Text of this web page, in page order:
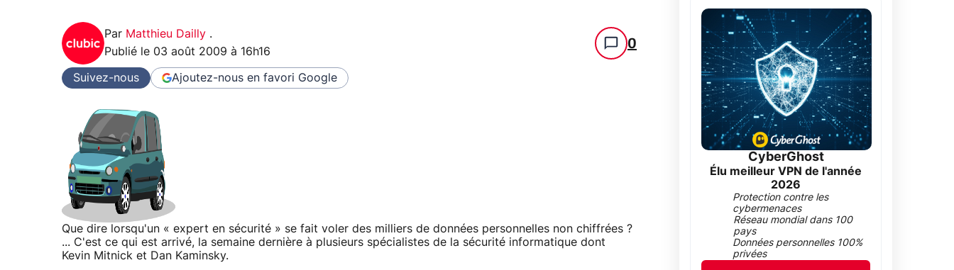
Par Matthieu Dailly .
Publié le 03 août 2009 à 16h16 0
Suivez-nous Ajoutez-nous en favori Google
Que dire lorsqu'un « expert en sécurité » se fait voler des milliers de données personnelles non chiffrées ?
... C'est ce qui est arrivé, la semaine dernière à plusieurs spécialistes de la sécurité informatique dont
Kevin Mitnick et Dan Kaminsky.
CyberGhost
Élu meilleur VPN de l'année
2026
Protection contre les
cybermenaces
Réseau mondial dans 100
pays
Données personnelles 100%
privées